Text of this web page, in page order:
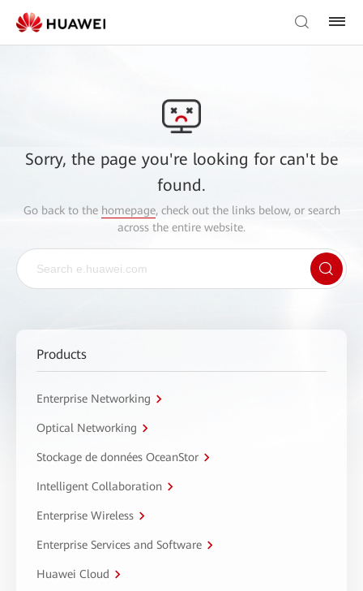
Sorry, the page you're looking for can't be
found.
Go back to the homepage, check out the links below, or search
across the entire website.
Products
Enterprise Networking
Optical Networking
Stockage de données OceanStor
Intelligent Collaboration
Enterprise Wireless
Enterprise Services and Software
Huawei Cloud